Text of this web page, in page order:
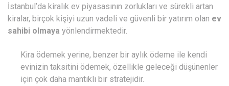
İstanbul’da kiralık ev piyasasının zorlukları ve sürekli artan
kiralar, birçok kişiyi uzun vadeli ve güvenli bir yatırım olan ev
sahibi olmaya yönlendirmektedir.
Kira ödemek yerine, benzer bir aylık ödeme ile kendi
evinizin taksitini ödemek, özellikle geleceği düşünenler
için çok daha mantıklı bir stratejidir.